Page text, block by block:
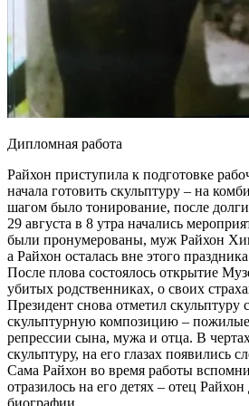
Дипломная работа
Райхон приступила к подготовке
начала готовить скульптуру – на
шагом было тонирование, после
29 августа в 8 утра начались
были пронумерованы, муж Райхон
а Райхон осталась вне этого
После плова состоялось открытие
убитых родственниках, о своих
Президент снова отметил
скульптурную композицию –
репрессии сына, мужа и отца. В
скульптуру, на его глазах появились
Сама Райхон во время работы
отразилось на его детях – отец
биографии.